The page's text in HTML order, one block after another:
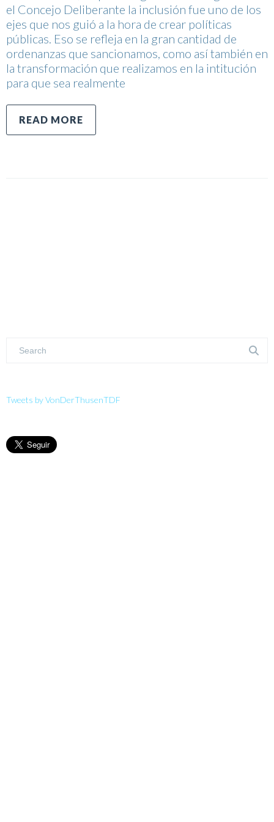
el Concejo Deliberante la inclusión fue uno de los
ejes que nos guió a la hora de crear políticas
públicas. Eso se refleja en la gran cantidad de
ordenanzas que sancionamos, como así también en
la transformación que realizamos en la intitución
para que sea realmente
READ MORE
Tweets by VonDerThusenTDF